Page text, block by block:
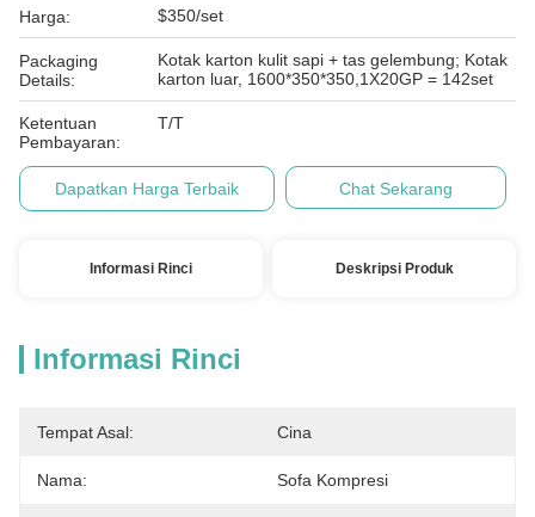
Harga: $350/set
Packaging
Details:
Kotak karton kulit sapi + tas gelembung; Kotak
karton luar, 1600*350*350,1X20GP = 142set
Ketentuan
Pembayaran:
T/T
Dapatkan Harga Terbaik Chat Sekarang
Informasi Rinci Deskripsi Produk
Informasi Rinci
Tempat Asal: Cina
Nama: Sofa Kompresi